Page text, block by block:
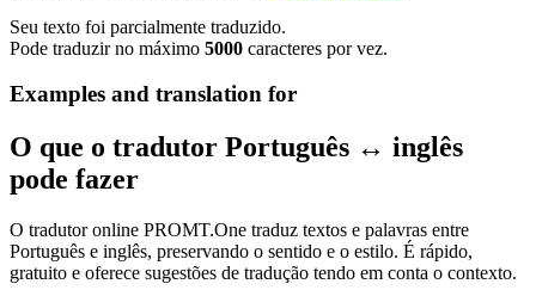
Seu texto foi parcialmente traduzido.
Pode traduzir no máximo 5000 caracteres por vez.
Examples and translation for
O que o tradutor Português ↔ inglês
pode fazer
O tradutor online PROMT.One traduz textos e palavras entre
Português e inglês, preservando o sentido e o estilo. É rápido,
gratuito e oferece sugestões de tradução tendo em conta o contexto.